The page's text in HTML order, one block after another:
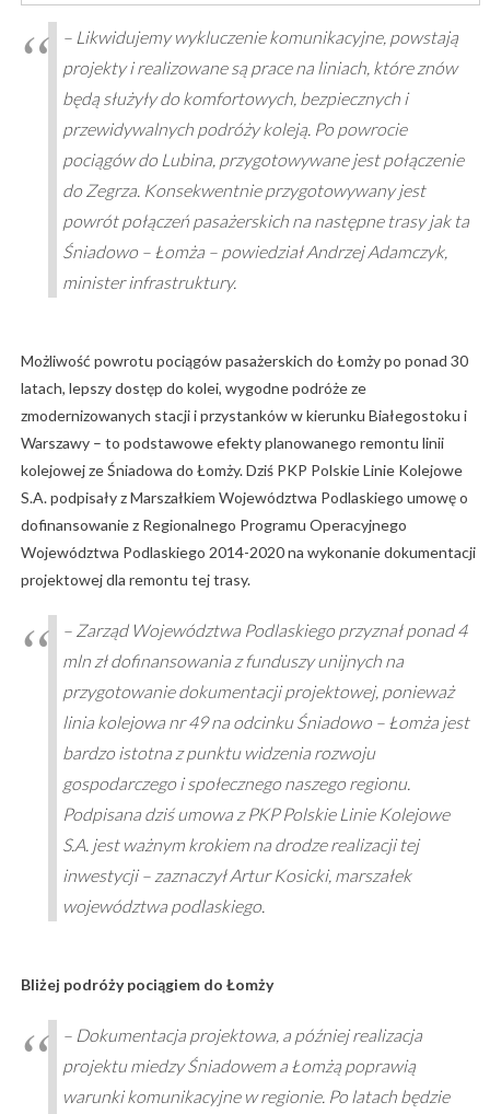
– Likwidujemy wykluczenie komunikacyjne, powstają
projekty i realizowane są prace na liniach, które znów
będą służyły do komfortowych, bezpiecznych i
przewidywalnych podróży koleją. Po powrocie
pociągów do Lubina, przygotowywane jest połączenie
do Zegrza. Konsekwentnie przygotowywany jest
powrót połączeń pasażerskich na następne trasy jak ta
Śniadowo – Łomża– powiedział Andrzej Adamczyk,
minister infrastruktury.
Możliwość powrotu pociągów pasażerskich do Łomży po ponad 30
latach, lepszy dostęp do kolei, wygodne podróże ze
zmodernizowanych stacji i przystanków w kierunku Białegostoku i
Warszawy – to podstawowe efekty planowanego remontu linii
kolejowej ze Śniadowa do Łomży. Dziś PKP Polskie Linie Kolejowe
S.A. podpisały z Marszałkiem Województwa Podlaskiego umowę o
dofinansowanie z Regionalnego Programu Operacyjnego
Województwa Podlaskiego 2014-2020 na wykonanie dokumentacji
projektowej dla remontu tej trasy.
– Zarząd Województwa Podlaskiego przyznał ponad 4
mln zł dofinansowania z funduszy unijnych na
przygotowanie dokumentacji projektowej, ponieważ
linia kolejowa nr 49 na odcinku Śniadowo – Łomża jest
bardzo istotna z punktu widzenia rozwoju
gospodarczego i społecznego naszego regionu.
Podpisana dziś umowa z PKP Polskie Linie Kolejowe
S.A. jest ważnym krokiem na drodze realizacji tej
inwestycji– zaznaczył Artur Kosicki, marszałek
województwa podlaskiego.
Bliżej podróży pociągiem do Łomży
– Dokumentacja projektowa, a później realizacja
projektu miedzy Śniadowem a Łomżą poprawią
warunki komunikacyjne w regionie. Po latach będzie